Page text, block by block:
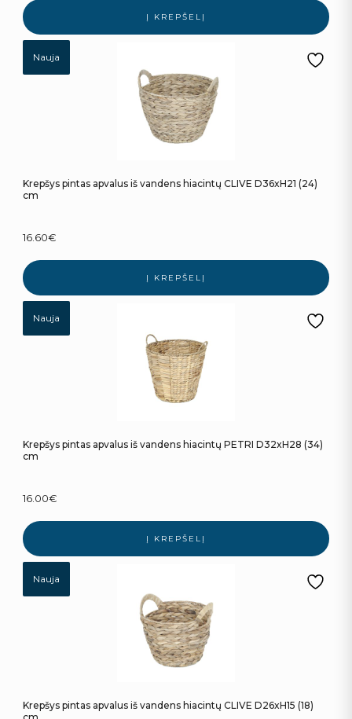
Į KREPŠELĮ
Nauja
Krepšys pintas apvalus iš vandens hiacintų CLIVE D36xH21 (24)
cm
16.60€
Į KREPŠELĮ
Nauja
Krepšys pintas apvalus iš vandens hiacintų PETRI D32xH28 (34)
cm
16.00€
Į KREPŠELĮ
Nauja
Krepšys pintas apvalus iš vandens hiacintų CLIVE D26xH15 (18)